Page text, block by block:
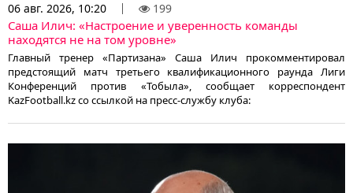
06 авг. 2026, 10:20 199
Саша Илич: «Настроение и уверенность команды
находятся не на том уровне»
Главный тренер «Партизана» Саша Илич прокомментировал
предстоящий матч третьего квалификационного раунда Лиги
Конференций против «Тобыла», сообщает корреспондент
KazFootball.kz со ссылкой на пресс-службу клуба: